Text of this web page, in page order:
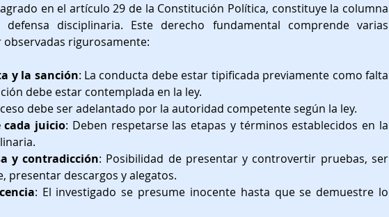
en el artículo 29 de la Constitución Política, constituye la columna
disciplinaria. Este derecho fundamental comprende varias
rigurosamente:
y la sanción: La conducta debe estar tipificada previamente como falta
debe estar contemplada en la ley.
debe ser adelantado por la autoridad competente según la ley.
cada juicio: Deben respetarse las etapas y términos establecidos en la
y contradicción: Posibilidad de presentar y controvertir pruebas, ser
presentar descargos y alegatos.
: El investigado se presume inocente hasta que se demuestre lo